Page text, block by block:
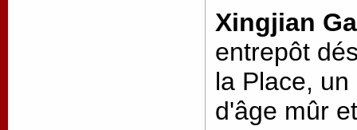
Xingjian
entrepôt
la Place,
d'âge mûr